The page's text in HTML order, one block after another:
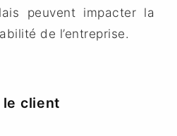
peuvent impacter la
de l’entreprise.
le client